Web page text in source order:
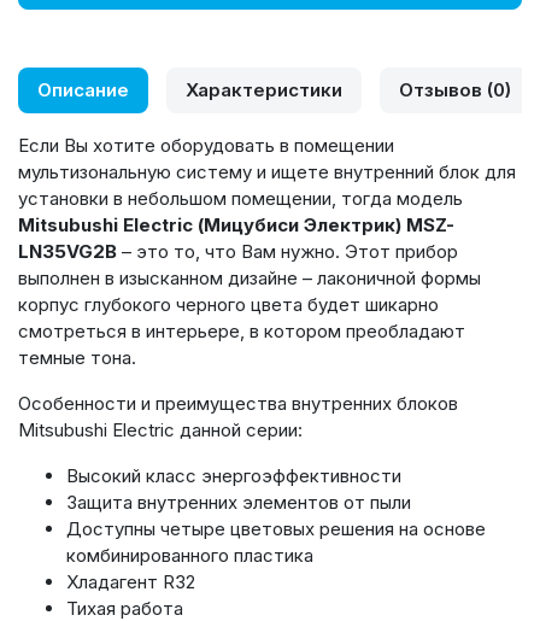
Описание Характеристики Отзывов (0)
Если Вы хотите оборудовать в помещении
мультизональную систему и ищете внутренний блок для
установки в небольшом помещении, тогда модель
Mitsubushi Electric (Мицубиси Электрик) MSZ-
LN35VG2B – это то, что Вам нужно. Этот прибор
выполнен в изысканном дизайне – лаконичной формы
корпус глубокого черного цвета будет шикарно
смотреться в интерьере, в котором преобладают
темные тона.
Особенности и преимущества внутренних блоков
Mitsubushi Electric данной серии:
Высокий класс энергоэффективности
Защита внутренних элементов от пыли
Доступны четыре цветовых решения на основе
комбинированного пластика
Хладагент R32
Тихая работа